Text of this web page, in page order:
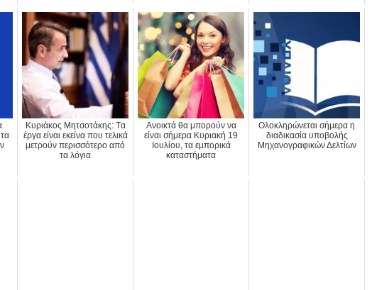
Κυριάκος Μητσοτάκης: Tα
έργα είναι εκείνα που τελικά
μετρούν περισσότερο από
τα λόγια
Ανοικτά θα μπορούν να
είναι σήμερα Κυριακή 19
Ιουλίου, τα εμπορικά
καταστήματα
Ολοκληρώνεται σήμερα η
διαδικασία υποβολής
Μηχανογραφικών Δελτίων